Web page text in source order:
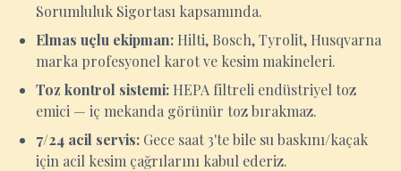
Sorumluluk Sigortası kapsamında.
Elmas uçlu ekipman: Hilti, Bosch, Tyrolit, Husqvarna
marka profesyonel karot ve kesim makineleri.
Toz kontrol sistemi: HEPA filtreli endüstriyel toz
emici — iç mekanda görünür toz bırakmaz.
7/24 acil servis: Gece saat 3'te bile su baskını/kaçak
için acil kesim çağrılarını kabul ederiz.